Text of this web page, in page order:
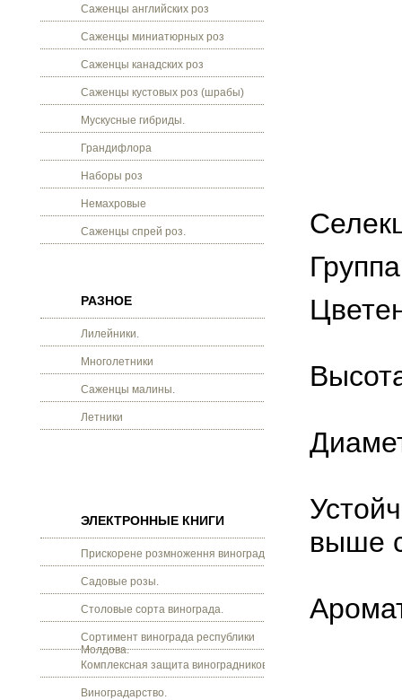
Саженцы английских роз
Саженцы миниатюрных роз
Саженцы канадских роз
Саженцы кустовых роз (шрабы)
Мускусные гибриды.
Грандифлора
Наборы роз
Немахровые
Саженцы спрей роз.
РАЗНОЕ
Лилейники.
Многолетники
Саженцы малины.
Летники
ЭЛЕКТРОННЫЕ КНИГИ
Прискорене розмноження винограду.
Садовые розы.
Столовые сорта винограда.
Сортимент винограда республики
Молдова.
Комплексная защита виноградников.
Виноградарство.
выше